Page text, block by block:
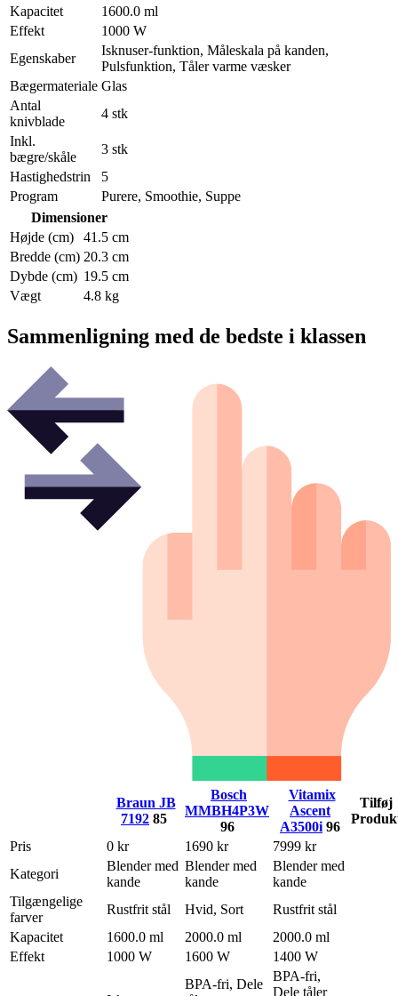
Kapacitet
1600.0 ml
Effekt
1000 W
Egenskaber
Isknuser-funktion, Måleskala på kanden,
Pulsfunktion, Tåler varme væsker
Bægermateriale Glas
Antal
knivblade
4 stk
Inkl.
bægre/skåle
3 stk
Hastighedstrin
5
Program
Purere, Smoothie, Suppe
Dimensioner
Højde (cm)
41.5 cm
Bredde (cm) 20.3 cm
Dybde (cm) 19.5 cm
Vægt
4.8 kg
Sammenligning med de bedste i klassen
Braun JB
7192 85
Bosch
MMBH4P3W
96
Vitamix
Ascent
A3500i 96
Tilføj
Pris
0 kr 1690 kr
7999 kr
Kategori
Blender med
kande
Blender med
kande
Blender med
kande
Tilgængelige
farver
Rustfrit stål Hvid, Sort
Rustfrit stål
Kapacitet
1600.0 ml 2000.0 ml
2000.0 ml
Effekt
1000 W 1600 W 1400 W
BPA-fri, Dele
BPA-fri,
Dele tåler